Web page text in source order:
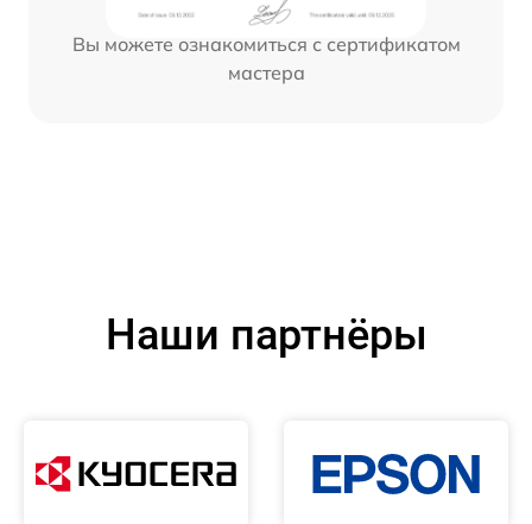
Вы можете ознакомиться с сертификатом
мастера
Наши партнёры